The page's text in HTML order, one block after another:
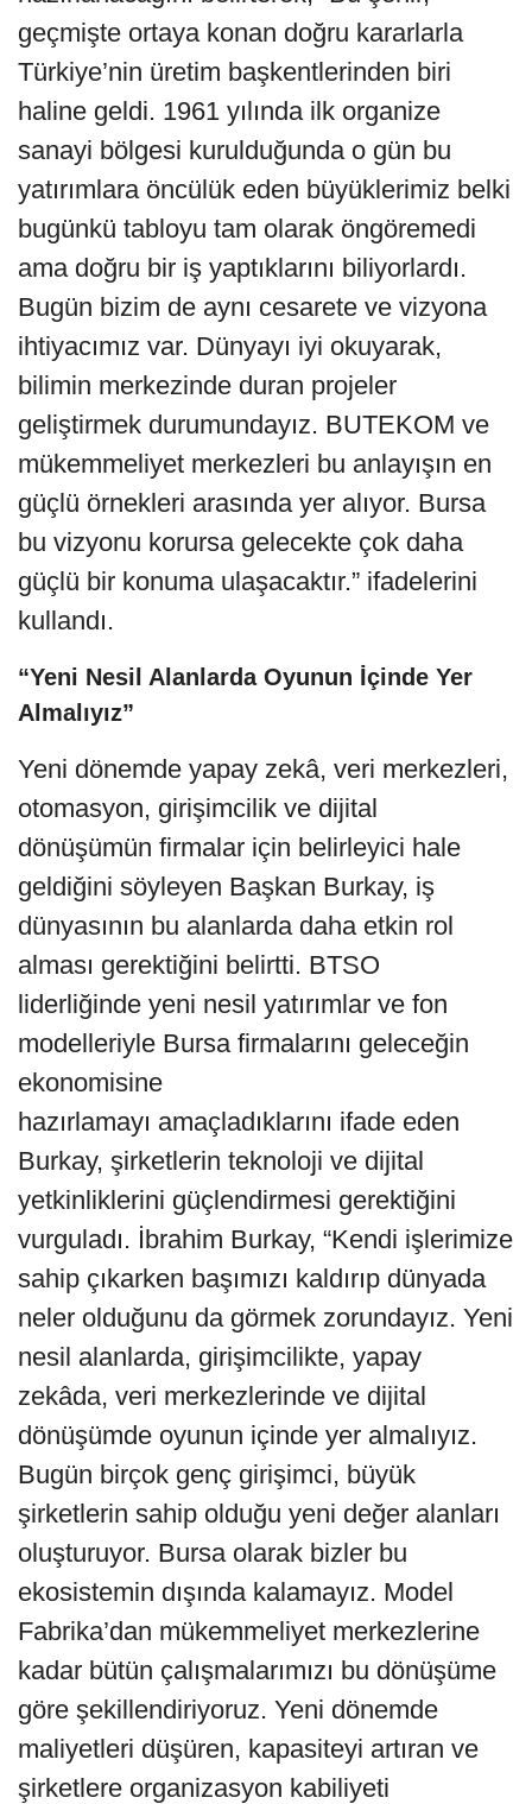
geçmişte ortaya konan doğru kararlarla
Türkiye’nin üretim başkentlerinden biri
haline geldi. 1961 yılında ilk organize
sanayi bölgesi kurulduğunda o gün bu
yatırımlara öncülük eden büyüklerimiz belki
bugünkü tabloyu tam olarak öngöremedi
ama doğru bir iş yaptıklarını biliyorlardı.
Bugün bizim de aynı cesarete ve vizyona
ihtiyacımız var. Dünyayı iyi okuyarak,
bilimin merkezinde duran projeler
geliştirmek durumundayız. BUTEKOM ve
mükemmeliyet merkezleri bu anlayışın en
güçlü örnekleri arasında yer alıyor. Bursa
bu vizyonu korursa gelecekte çok daha
güçlü bir konuma ulaşacaktır.” ifadelerini
kullandı.
“Yeni Nesil Alanlarda Oyunun İçinde Yer
Almalıyız”
Yeni dönemde yapay zekâ, veri merkezleri,
otomasyon, girişimcilik ve dijital
dönüşümün firmalar için belirleyici hale
geldiğini söyleyen Başkan Burkay, iş
dünyasının bu alanlarda daha etkin rol
alması gerektiğini belirtti. BTSO
liderliğinde yeni nesil yatırımlar ve fon
modelleriyle Bursa firmalarını geleceğin
ekonomisine
hazırlamayı amaçladıklarını ifade eden
Burkay, şirketlerin teknoloji ve dijital
yetkinliklerini güçlendirmesi gerektiğini
vurguladı. İbrahim Burkay, “Kendi işlerimize
sahip çıkarken başımızı kaldırıp dünyada
neler olduğunu da görmek zorundayız. Yeni
nesil alanlarda, girişimcilikte, yapay
zekâda, veri merkezlerinde ve dijital
dönüşümde oyunun içinde yer almalıyız.
Bugün birçok genç girişimci, büyük
şirketlerin sahip olduğu yeni değer alanları
oluşturuyor. Bursa olarak bizler bu
ekosistemin dışında kalamayız. Model
Fabrika’dan mükemmeliyet merkezlerine
kadar bütün çalışmalarımızı bu dönüşüme
göre şekillendiriyoruz. Yeni dönemde
maliyetleri düşüren, kapasiteyi artıran ve
şirketlere organizasyon kabiliyeti